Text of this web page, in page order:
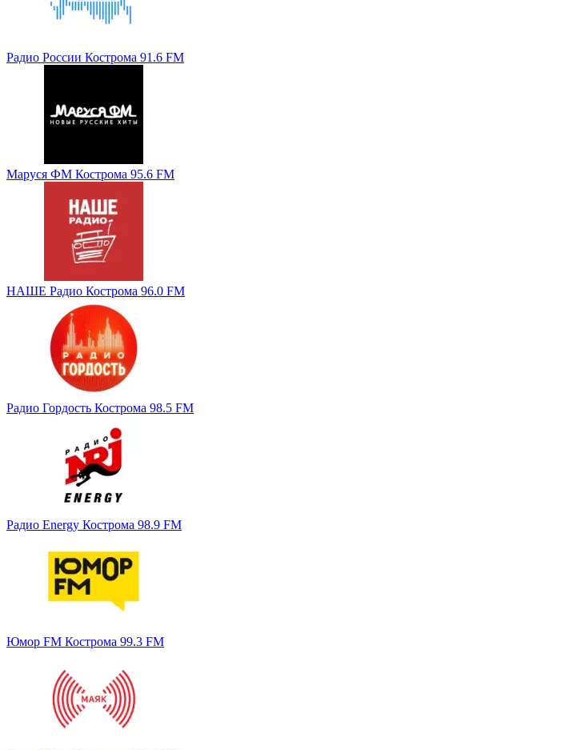
Радио России Кострома 91.6 FM
Маруся ФМ Кострома 95.6 FM
НАШЕ Радио Кострома 96.0 FM
Радио Гордость Кострома 98.5 FM
Радио Energy Кострома 98.9 FM
Юмор FM Кострома 99.3 FM